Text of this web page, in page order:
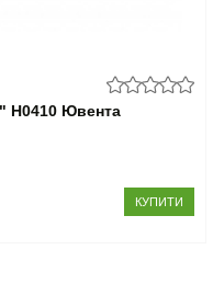
Н0410 Ювента
КУПИТИ